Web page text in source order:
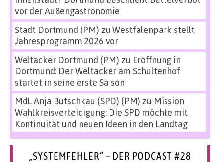
vor der Außengastronomie
Stadt Dortmund (PM) zu Westfalenpark stellt
Jahresprogramm 2026 vor
Weltacker Dortmund (PM) zu Eröffnung in
Dortmund: Der Weltacker am Schultenhof
startet in seine erste Saison
MdL Anja Butschkau (SPD) (PM) zu Mission
Wahlkreisverteidigung: Die SPD möchte mit
Kontinuität und neuen Ideen in den Landtag
„SYSTEMFEHLER“ – DER PODCAST #28